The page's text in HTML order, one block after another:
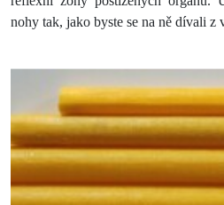
nohy tak, jako byste se na ně dívali z